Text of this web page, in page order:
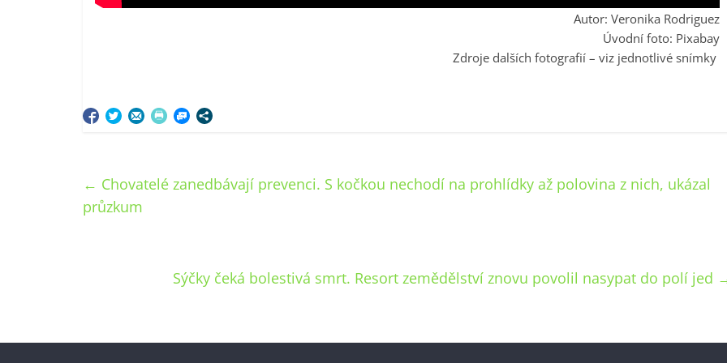
Autor: Veronika Rodriguez
Úvodní foto: Pixabay
Zdroje dalších fotografií – viz jednotlivé snímky
← Chovatelé zanedbávají prevenci. S kočkou nechodí na prohlídky až polovina z nich, ukázal
průzkum
Sýčky čeká bolestivá smrt. Resort zemědělství znovu povolil nasypat do polí jed